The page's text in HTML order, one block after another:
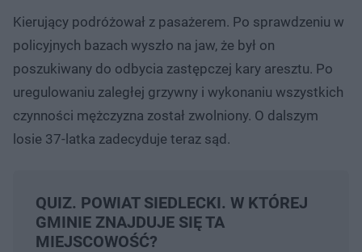
Kierujący podróżował z pasażerem. Po sprawdzeniu w
policyjnych bazach wyszło na jaw, że był on
poszukiwany do odbycia zastępczej kary aresztu. Po
uregulowaniu zaległej grzywny i wykonaniu wszystkich
czynności mężczyzna został zwolniony. O dalszym
losie 37-latka zadecyduje teraz sąd.
QUIZ. POWIAT SIEDLECKI. W KTÓREJ
GMINIE ZNAJDUJE SIĘ TA
MIEJSCOWOŚĆ?